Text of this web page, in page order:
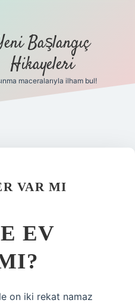
Başlangıç
Hikayeleri
maceralarıyla ilham bul!
VAR MI
EV
on iki rekat namaz